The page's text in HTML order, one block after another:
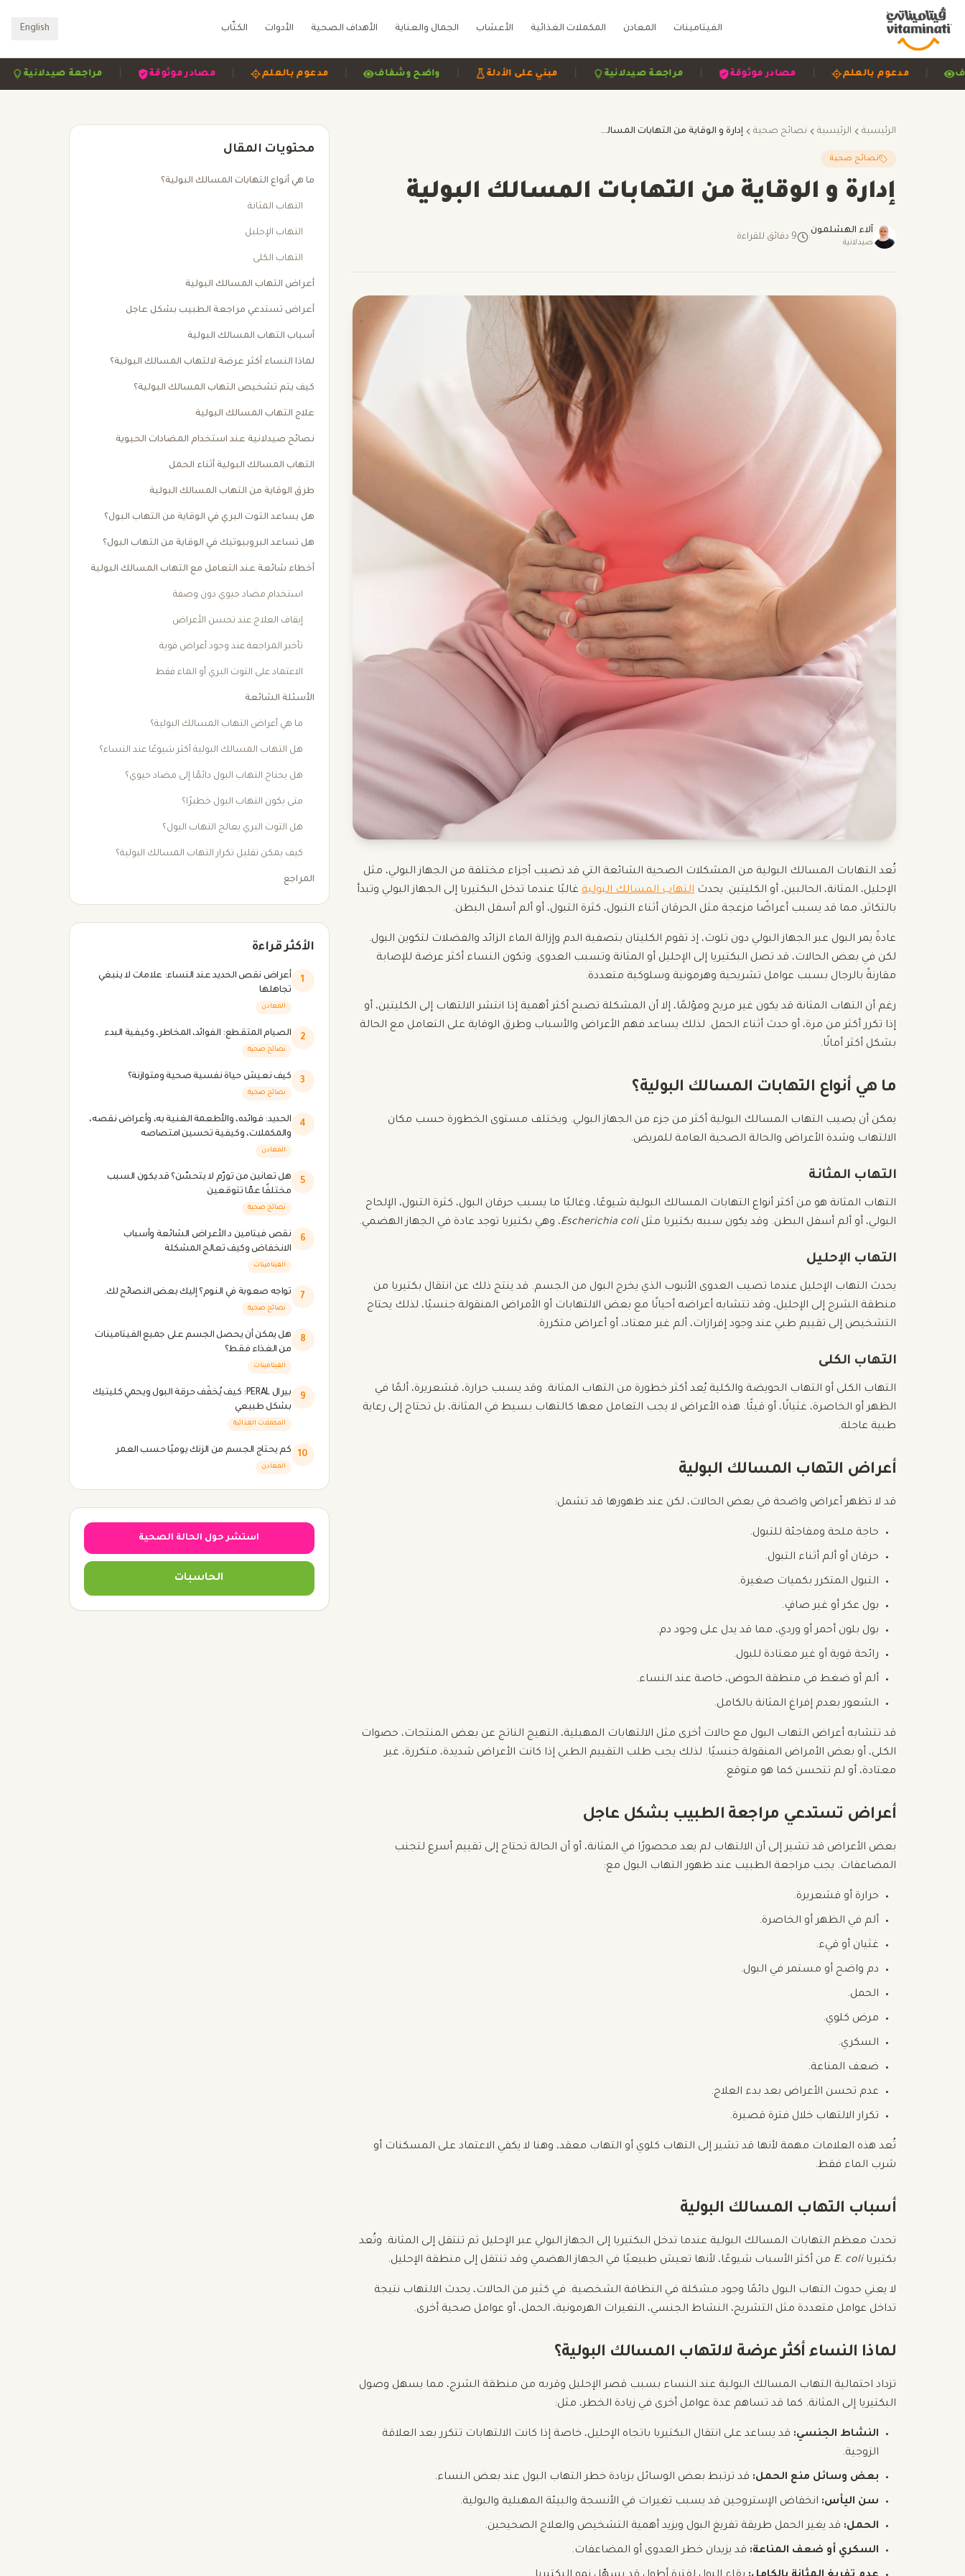
الفيتامينات المعادن المكملات الغذائية الأعشاب الجمال والعناية الأهداف الصحية الأدوات الكتّاب English
مراجعة | مصادر موثوقة | مدعوم بالعلم | واضح وشفاف | مبني على الأدلة | مراجعة صيدلانية | مصادر موثوقة | مدعوم بالعلم | وشفاف
الرئيسية الرئيسية نصائح صحية إدارة و الوقاية من التهابات المسالك البولية
نصائح صحية
إدارة و الوقاية من التهابات المسالك البولية
آلاء الهشلمون
صيدلانية
9 دقائق للقراءة
تُعد التهابات المسالك البولية من المشكلات الصحية الشائعة التي قد تصيب أجزاء مختلفة من الجهاز البولي، مثل
الإحليل، المثانة، الحالبين، أو الكليتين. يحدث التهاب المسالك البولية غالبًا عندما تدخل البكتيريا إلى الجهاز البولي وتبدأ
بالتكاثر، مما قد يسبب أعراضًا مزعجة مثل الحرقان أثناء التبول، كثرة التبول، أو ألم أسفل البطن.
عادةً يمر البول عبر الجهاز البولي دون تلوث، إذ تقوم الكليتان بتصفية الدم وإزالة الماء الزائد والفضلات لتكوين البول.
لكن في بعض الحالات، قد تصل البكتيريا إلى الإحليل أو المثانة وتسبب العدوى. وتكون النساء أكثر عرضة للإصابة
مقارنةً بالرجال بسبب عوامل تشريحية وهرمونية وسلوكية متعددة.
رغم أن التهاب المثانة قد يكون غير مريح ومؤلمًا، إلا أن المشكلة تصبح أكثر أهمية إذا انتشر الالتهاب إلى الكليتين، أو
إذا تكرر أكثر من مرة، أو حدث أثناء الحمل. لذلك يساعد فهم الأعراض والأسباب وطرق الوقاية على التعامل مع الحالة
بشكل أكثر أمانًا.
ما هي أنواع التهابات المسالك البولية؟
يمكن أن يصيب التهاب المسالك البولية أكثر من جزء من الجهاز البولي. ويختلف مستوى الخطورة حسب مكان
الالتهاب وشدة الأعراض والحالة الصحية العامة للمريض.
التهاب المثانة
التهاب المثانة هو من أكثر أنواع التهابات المسالك البولية شيوعًا، وغالبًا ما يسبب حرقان البول، كثرة التبول، الإلحاح
البولي، أو ألم أسفل البطن. وقد يكون سببه بكتيريا مثل Escherichia coli، وهي بكتيريا توجد عادة في الجهاز الهضمي.
التهاب الإحليل
يحدث التهاب الإحليل عندما تصيب العدوى الأنبوب الذي يخرج البول من الجسم. قد ينتج ذلك عن انتقال بكتيريا من
منطقة الشرج إلى الإحليل، وقد تتشابه أعراضه أحيانًا مع بعض الالتهابات أو الأمراض المنقولة جنسيًا، لذلك يحتاج
التشخيص إلى تقييم طبي عند وجود إفرازات، ألم غير معتاد، أو أعراض متكررة.
التهاب الكلى
التهاب الكلى أو التهاب الحويضة والكلية يُعد أكثر خطورة من التهاب المثانة. وقد يسبب حرارة، قشعريرة، ألمًا في
الظهر أو الخاصرة، غثيانًا، أو قيئًا. هذه الأعراض لا يجب التعامل معها كالتهاب بسيط في المثانة، بل تحتاج إلى رعاية
طبية عاجلة.
أعراض التهاب المسالك البولية
قد لا تظهر أعراض واضحة في بعض الحالات، لكن عند ظهورها قد تشمل:
حاجة ملحة ومفاجئة للتبول.
حرقان أو ألم أثناء التبول.
التبول المتكرر بكميات صغيرة.
بول عكر أو غير صافٍ.
بول بلون أحمر أو وردي، مما قد يدل على وجود دم.
رائحة قوية أو غير معتادة للبول.
ألم أو ضغط في منطقة الحوض، خاصة عند النساء.
الشعور بعدم إفراغ المثانة بالكامل.
قد تتشابه أعراض التهاب البول مع حالات أخرى مثل الالتهابات المهبلية، التهيج الناتج عن بعض المنتجات، حصوات
الكلى، أو بعض الأمراض المنقولة جنسيًا. لذلك يجب طلب التقييم الطبي إذا كانت الأعراض شديدة، متكررة، غير
معتادة، أو لم تتحسن كما هو متوقع.
أعراض تستدعي مراجعة الطبيب بشكل عاجل
بعض الأعراض قد تشير إلى أن الالتهاب لم يعد محصورًا في المثانة، أو أن الحالة تحتاج إلى تقييم أسرع لتجنب
المضاعفات. يجب مراجعة الطبيب عند ظهور التهاب البول مع:
حرارة أو قشعريرة.
ألم في الظهر أو الخاصرة.
غثيان أو قيء.
دم واضح أو مستمر في البول.
الحمل.
مرض كلوي.
السكري.
ضعف المناعة.
عدم تحسن الأعراض بعد بدء العلاج.
تكرار الالتهاب خلال فترة قصيرة.
تُعد هذه العلامات مهمة لأنها قد تشير إلى التهاب كلوي أو التهاب معقد، وهنا لا يكفي الاعتماد على المسكنات أو
شرب الماء فقط.
أسباب التهاب المسالك البولية
تحدث معظم التهابات المسالك البولية عندما تدخل البكتيريا إلى الجهاز البولي عبر الإحليل ثم تنتقل إلى المثانة. وتُعد
بكتيريا E. coli من أكثر الأسباب شيوعًا، لأنها تعيش طبيعيًا في الجهاز الهضمي وقد تنتقل إلى منطقة الإحليل.
لا يعني حدوث التهاب البول دائمًا وجود مشكلة في النظافة الشخصية. في كثير من الحالات، يحدث الالتهاب نتيجة
تداخل عوامل متعددة مثل التشريح، النشاط الجنسي، التغيرات الهرمونية، الحمل، أو عوامل صحية أخرى.
لماذا النساء أكثر عرضة لالتهاب المسالك البولية؟
تزداد احتمالية التهاب المسالك البولية عند النساء بسبب قصر الإحليل وقربه من منطقة الشرج، مما يسهل وصول
البكتيريا إلى المثانة. كما قد تساهم عدة عوامل أخرى في زيادة الخطر، مثل:
النشاط الجنسي: قد يساعد على انتقال البكتيريا باتجاه الإحليل، خاصة إذا كانت الالتهابات تتكرر بعد العلاقة
الزوجية.
بعض وسائل منع الحمل: قد ترتبط بعض الوسائل بزيادة خطر التهاب البول عند بعض النساء.
سن اليأس: انخفاض الإستروجين قد يسبب تغيرات في الأنسجة والبيئة المهبلية والبولية.
الحمل: قد يغير الحمل طريقة تفريغ البول ويزيد أهمية التشخيص والعلاج الصحيحين.
السكري أو ضعف المناعة: قد يزيدان خطر العدوى أو المضاعفات.
محتويات المقال
ما هي أنواع التهابات المسالك البولية؟
التهاب المثانة
التهاب الإحليل
التهاب الكلى
أعراض التهاب المسالك البولية
أعراض تستدعي مراجعة الطبيب بشكل عاجل
أسباب التهاب المسالك البولية
لماذا النساء أكثر عرضة لالتهاب المسالك البولية؟
كيف يتم تشخيص التهاب المسالك البولية؟
علاج التهاب المسالك البولية
نصائح صيدلانية عند استخدام المضادات الحيوية
التهاب المسالك البولية أثناء الحمل
طرق الوقاية من التهاب المسالك البولية
هل يساعد التوت البري في الوقاية من التهاب البول؟
هل تساعد البروبيوتيك في الوقاية من التهاب البول؟
أخطاء شائعة عند التعامل مع التهاب المسالك البولية
استخدام مضاد حيوي دون وصفة
إيقاف العلاج عند تحسن الأعراض
تأخير المراجعة عند وجود أعراض قوية
الاعتماد على التوت البري أو الماء فقط
الأسئلة الشائعة
ما هي أعراض التهاب المسالك البولية؟
هل التهاب المسالك البولية أكثر شيوعًا عند النساء؟
هل يحتاج التهاب البول دائمًا إلى مضاد حيوي؟
متى يكون التهاب البول خطيرًا؟
هل التوت البري يعالج التهاب البول؟
كيف يمكن تقليل تكرار التهاب المسالك البولية؟
المراجع
الأكثر قراءة
1
أعراض نقص الحديد عند النساء: علامات لا ينبغي
تجاهلها
المعادن
2 الصيام المتقطع: الفوائد، المخاطر، وكيفية البدء
نصائح صحية
3 كيف نعيش حياة نفسية صحية ومتوازنة؟
نصائح صحية
4
الحديد: فوائده، والأطعمة الغنية به، وأعراض نقصه،
والمكملات، وكيفية تحسين امتصاصه
المعادن
5
هل تعانين من تورّم لا يتحسّن؟ قد يكون السبب
مختلفًا عمّا تتوقعين
نصائح صحية
6
نقص فيتامين د الأعراض الشائعة وأسباب
الانخفاض وكيف تعالج المشكلة
الفيتامينات
7 تواجه صعوبة في النوم؟ إليك بعض النصائح لك.
نصائح صحية
8
هل يمكن أن يحصل الجسم على جميع الفيتامينات
من الغذاء فقط؟
الفيتامينات
9
بيرال PERAL: كيف يُخفّف حرقة البول ويحمي كليتيك
بشكل طبيعي
المكملات الغذائية
10 كم يحتاج الجسم من الزنك يوميًا حسب العمر
المعادن
استشر حول الحالة الصحية
الحاسبات